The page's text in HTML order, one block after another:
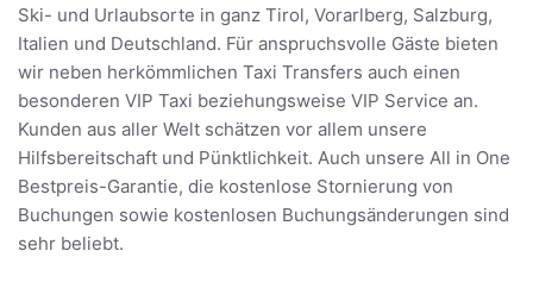
Ski- und Urlaubsorte in ganz Tirol, Vorarlberg, Salzburg,
Italien und Deutschland. Für anspruchsvolle Gäste bieten
wir neben herkömmlichen Taxi Transfers auch einen
besonderen VIP Taxi beziehungsweise VIP Service an.
Kunden aus aller Welt schätzen vor allem unsere
Hilfsbereitschaft und Pünktlichkeit. Auch unsere All in One
Bestpreis-Garantie, die kostenlose Stornierung von
Buchungen sowie kostenlosen Buchungsänderungen sind
sehr beliebt.